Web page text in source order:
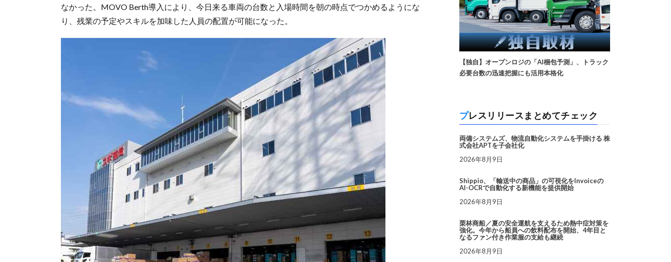
なかった。MOVO Berth導入により、今日来る車両の台数と入場時間を朝の時点でつかめるようにな
り、残業の予定やスキルを加味した人員の配置が可能になった。
【独自】オープンロジの「AI梱包予測」、トラック
必要台数の迅速把握にも活用本格化
プレスリリースまとめてチェック
両備システムズ、物流自動化システムを手掛ける 株
式会社APTを子会社化
2026年8月9日
Shippio、「輸送中の商品」の可視化をInvoiceの
AI-OCRで自動化する新機能を提供開始
2026年8月9日
栗林商船／夏の安全運航を支えるため熱中症対策を
強化。今年から船員への飲料配布を開始、4年目と
なるファン付き作業服の支給も継続
2026年8月9日